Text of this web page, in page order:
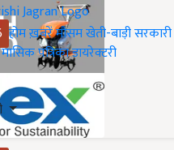
होमख़बरेंमौसमखेती-बाड़ी
मासिक पत्रिकाडायरेक्टरी